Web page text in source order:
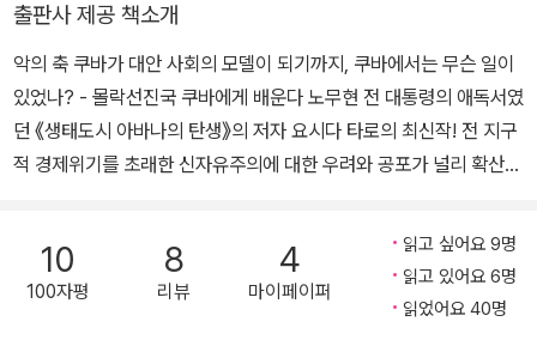
서), 『읽어도 도대체 무슨 소린지』, 『이성과 감성』, 『오만과 편견』 등
을 번역했다.
출판사 제공 책소개
악의 축 쿠바가 대안 사회의 모델이 되기까지, 쿠바에서는 무슨 일이
있었나? - 몰락선진국 쿠바에게 배운다 노무현 전 대통령의 애독서였
던 《생태도시 아바나의 탄생》의 저자 요시다 타로의 최신작! 전 지구
적 경제위기를 초래한 신자유주의에 대한 우려와 공포가 널리 확산되
직임이 활발하다. 그중 저자가 주목하는 곳은 바로 '순환형 사회'를 정
착시킨 것으로 국제 사회에서 높게 평가되는 쿠바. 이 책은 쿠바의 도
시농업, 주거, 환경, 에너지, 식량, 재해방지, 의료, 교육, 문화예술 등
10
100자평
8
리뷰
4
마이페이퍼
읽고 싶어요 9명
읽고 있어요 6명
읽었어요 40명